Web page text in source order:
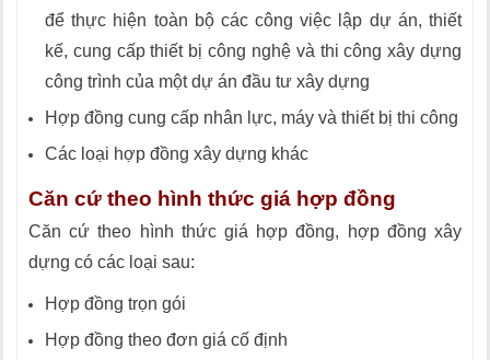
để thực hiện toàn bộ các công việc lập dự án, thiết
kế, cung cấp thiết bị công nghệ và thi công xây dựng
công trình của một dự án đầu tư xây dựng
Hợp đồng cung cấp nhân lực, máy và thiết bị thi công
Các loại hợp đồng xây dựng khác
Căn cứ theo hình thức giá hợp đồng
Căn cứ theo hình thức giá hợp đồng, hợp đồng xây
dựng có các loại sau:
Hợp đồng trọn gói
Hợp đồng theo đơn giá cố định